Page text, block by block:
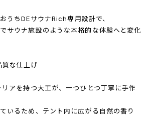
うちDEサウナRich専用設計で、
サウナ施設のような本格的な体験へと変化
な仕上げ
アを持つ大工が、一つひとつ丁寧に手作
いるため、テント内に広がる自然の香り